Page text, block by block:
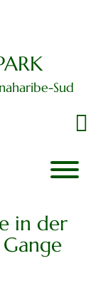
Sud
in der